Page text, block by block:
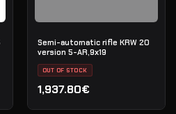
Semi-automatic rifle KRW 20
version 5-AR,9х19
OUT OF STOCK
1,937.80€